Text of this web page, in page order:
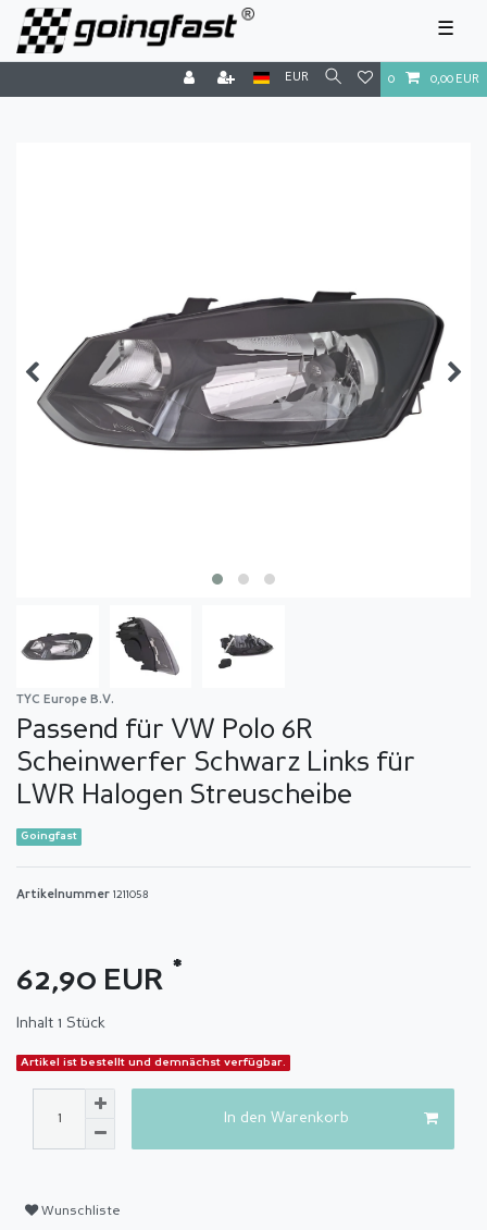
☰
EUR 0 0,00 EUR
TYC Europe B.V.
Passend für VW Polo 6R
Scheinwerfer Schwarz Links für
LWR Halogen Streuscheibe
Goingfast
Artikelnummer 1211058
62,90 EUR *
Inhalt 1 Stück
Artikel ist bestellt und demnächst verfügbar.
In den Warenkorb
Wunschliste